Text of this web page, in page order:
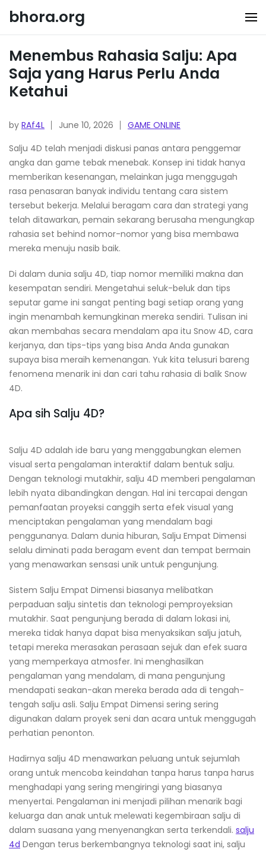
content
bhora.org
Menembus Rahasia Salju: Apa
Saja yang Harus Perlu Anda
Ketahui
by RAf4L June 10, 2026
GAME ONLINE
Salju 4D telah menjadi diskusi panas antara penggemar
angka dan game tebak menebak. Konsep ini tidak hanya
memberikan kesenangan, melainkan juga menggugah
rasa penasaran banyak individu tentang cara sistem
tersebut bekerja. Melalui beragam cara dan strategi yang
telah ditawarkan, pemain sekarang berusaha mengungkap
rahasia set behind nomor-nomor yang bisa membawa
mereka menuju nasib baik.
Di dalam dunia salju 4D, tiap nomor memiliki makna dan
kesempatan sendiri. Mengetahui seluk-beluk dan tips
seputar game ini sangat penting bagi setiap orang yang
ingin menambah kemungkinan mereka sendiri. Tulisan ini
akan membahas secara mendalam apa itu Snow 4D, cara
kerjanya, dan tips-tips yang bisa Anda Anda gunakan
supaya bisa meraih kemenangan. Yuk kita telusuri bareng
fenomena menarik ini dan cari tahu rahasia di balik Snow
4D.
Apa sih Salju 4D?
Salju 4D adalah ide baru yang menggabungkan elemen
visual serta pengalaman interaktif dalam bentuk salju.
Dengan teknologi mutakhir, salju 4D memberi pengalaman
lebih nyata dibandingkan dengan. Hal ini tercapai dengan
pemanfaatan proyeksi canggih serta efek visual yang
menciptakan pengalaman yang mendalam bagi
penggunanya. Dalam dunia hiburan, Salju Empat Dimensi
selalu diminati pada beragam event dan tempat bermain
yang menawarkan sensasi unik untuk pengunjung.
Sistem Salju Empat Dimensi biasanya melibatkan
perpaduan salju sintetis dan teknologi pemproyeksian
mutakhir. Saat pengunjung berada di dalam lokasi ini,
mereka tidak hanya dapat bisa menyaksikan salju jatuh,
tetapi mereka merasakan perasaan sejuk dan efek suara
yang memperkaya atmosfer. Ini menghasilkan
pengalaman yang mendalam, di mana pengunjung
mendapati seakan-akan mereka berada ada di tengah-
tengah salju asli. Salju Empat Dimensi sering sering
digunakan dalam proyek seni dan acara untuk menggugah
perhatian penonton.
Hadirnya salju 4D menawarkan peluang untuk sejumlah
orang untuk mencoba keindahan tanpa harus tanpa harus
menghadapi yang sering mengiringi yang biasanya
menyertai. Pengalaman ini menjadi pilihan menarik bagi
keluarga dan anak untuk melewati kegembiraan salju di
dalam suasana yang menyenangkan serta terkendali. salju
4d Dengan terus berkembangnya teknologi saat ini, salju